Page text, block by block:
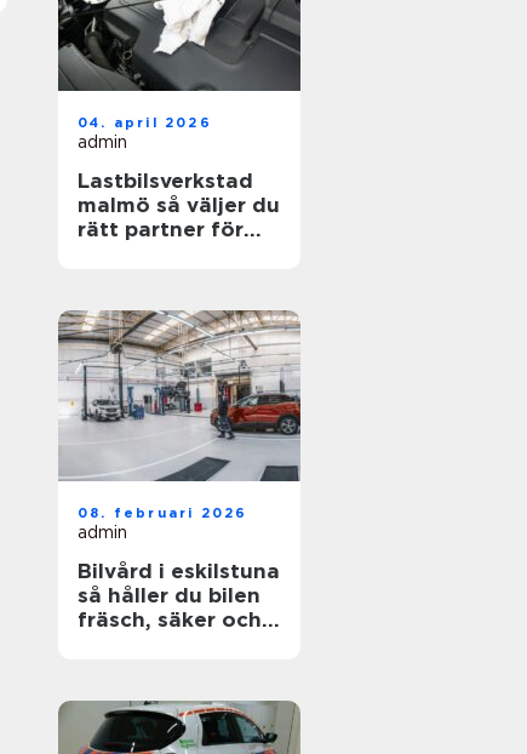
04. april 2026
admin
Lastbilsverkstad
malmö så väljer du
rätt partner för
08. februari 2026
admin
Bilvård i eskilstuna
så håller du bilen
fräsch, säker och